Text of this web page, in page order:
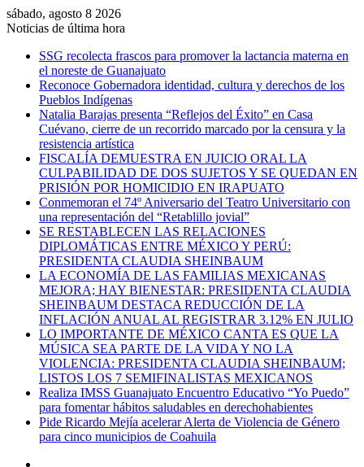
sábado, agosto 8 2026
Noticias de última hora
SSG recolecta frascos para promover la lactancia materna en
el noreste de Guanajuato
Reconoce Gobernadora identidad, cultura y derechos de los
Pueblos Indígenas
Natalia Barajas presenta “Reflejos del Éxito” en Casa
Cuévano, cierre de un recorrido marcado por la censura y la
resistencia artística
FISCALÍA DEMUESTRA EN JUICIO ORAL LA
CULPABILIDAD DE DOS SUJETOS Y SE QUEDAN EN
PRISIÓN POR HOMICIDIO EN IRAPUATO
Conmemoran el 74º Aniversario del Teatro Universitario con
una representación del “Retablillo jovial”
SE RESTABLECEN LAS RELACIONES
DIPLOMÁTICAS ENTRE MÉXICO Y PERÚ:
PRESIDENTA CLAUDIA SHEINBAUM
LA ECONOMÍA DE LAS FAMILIAS MEXICANAS
MEJORA; HAY BIENESTAR: PRESIDENTA CLAUDIA
SHEINBAUM DESTACA REDUCCIÓN DE LA
INFLACIÓN ANUAL AL REGISTRAR 3.12% EN JULIO
LO IMPORTANTE DE MÉXICO CANTA ES QUE LA
MÚSICA SEA PARTE DE LA VIDA Y NO LA
VIOLENCIA: PRESIDENTA CLAUDIA SHEINBAUM;
LISTOS LOS 7 SEMIFINALISTAS MEXICANOS
Realiza IMSS Guanajuato Encuentro Educativo “Yo Puedo”
para fomentar hábitos saludables en derechohabientes
Pide Ricardo Mejía acelerar Alerta de Violencia de Género
para cinco municipios de Coahuila